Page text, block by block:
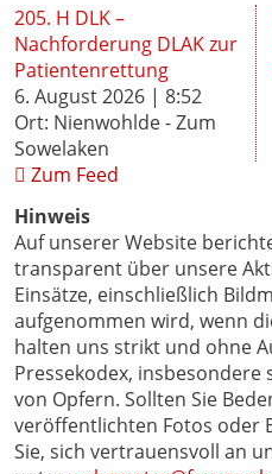
205. H DLK –
Nachforderung DLAK zur
Patientenrettung
6. August 2026 | 8:52
Ort: Nienwohlde - Zum
Sowelaken
Zum Feed
Hinweis
Auf unserer Website
transparent über unsere
Einsätze, einschließlich
aufgenommen wird, wenn
halten uns strikt und ohne
Pressekodex,
von Opfern. Sollten Sie
veröffentlichten Fotos oder
Sie, sich vertrauensvoll an